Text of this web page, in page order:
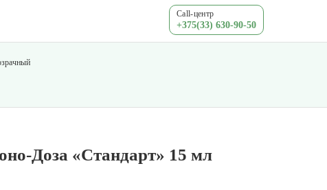
Call-центр
+375(33) 630-90-50
Доза «Стандарт» 15 мл